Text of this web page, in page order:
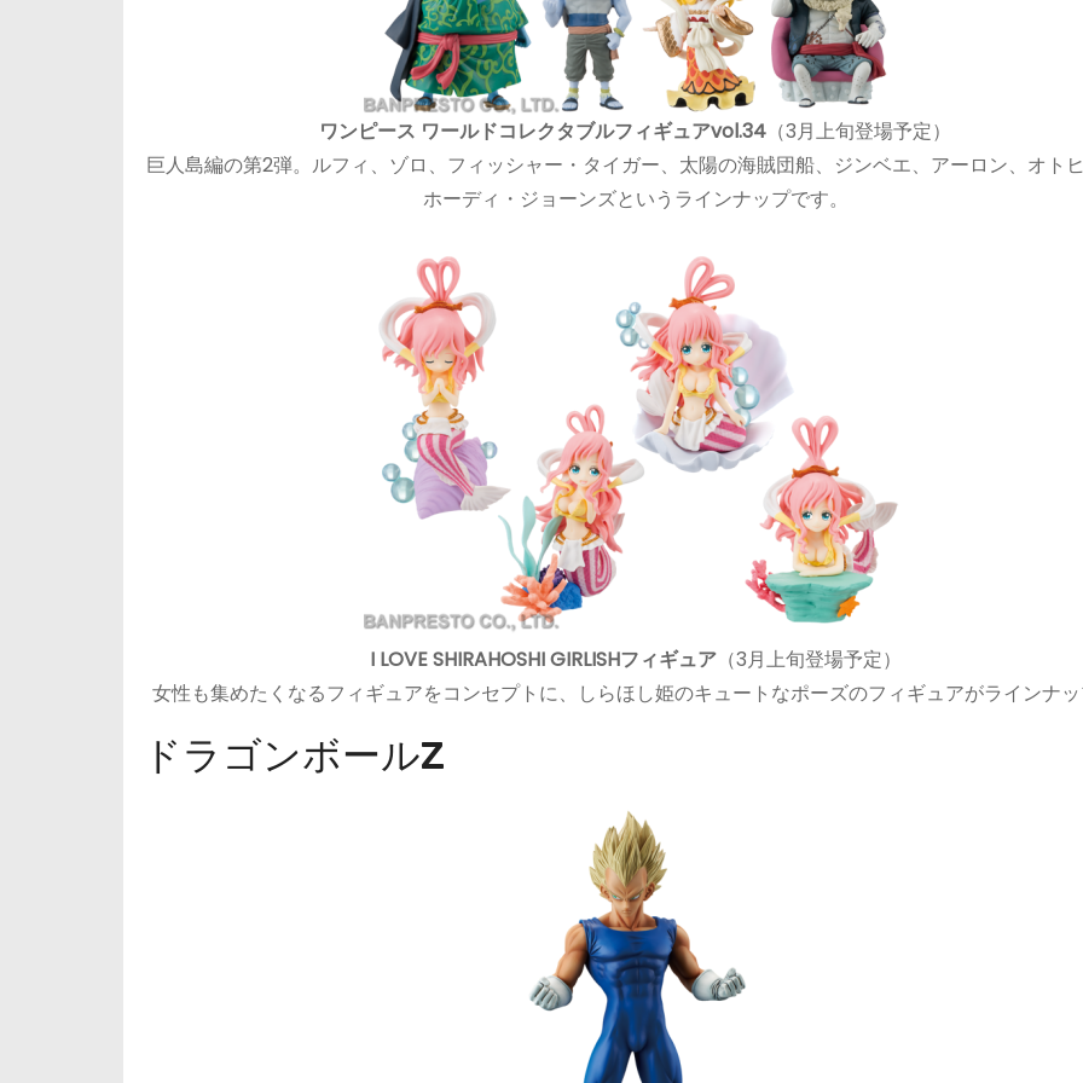
ワンピース ワールドコレクタブルフィギュアvol.34 （3月上旬登場予定）
巨人島編の第2弾。ルフィ、ゾロ、フィッシャー・タイガー、太陽の海賊団船、ジンベエ、アーロン、オト
ホーディ・ジョーンズというラインナップです。
I LOVE SHIRAHOSHI GIRLISHフィギュア（3月上旬登場予定）
女性も集めたくなるフィギュアをコンセプトに、しらほし姫のキュートなポーズのフィギュアがラインナ
ドラゴンボールZ